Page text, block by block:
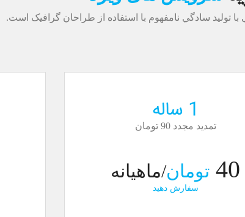
توليد سادگي نامفهوم با استفاده از طراحان گرافيک است.
1 ساله
تمدید مجدد 90 تومان
40 تومان/ماهیانه
سفارش دهید